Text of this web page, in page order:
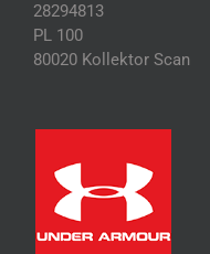
28294813
PL 100
80020 Kollektor Scan